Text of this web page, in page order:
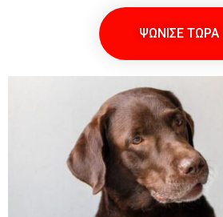
ΨΩΝΙΣΕ ΤΩΡΑ